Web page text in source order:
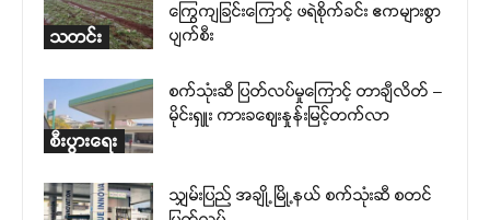
သတင်း
ကြွေကျခြင်းကြောင့် ဖရဲစိုက်ခင်း ဧကများစွာ
ပျက်စီး
စီးပွားရေး
စက်သုံးဆီ ပြတ်လပ်မှုကြောင့် တာချီလိတ် –
မိုင်းရှူး ကားခဈေးနှုန်းမြင့်တက်လာ
သျှမ်းပြည် အချို့မြို့နယ် စက်သုံးဆီ စတင်